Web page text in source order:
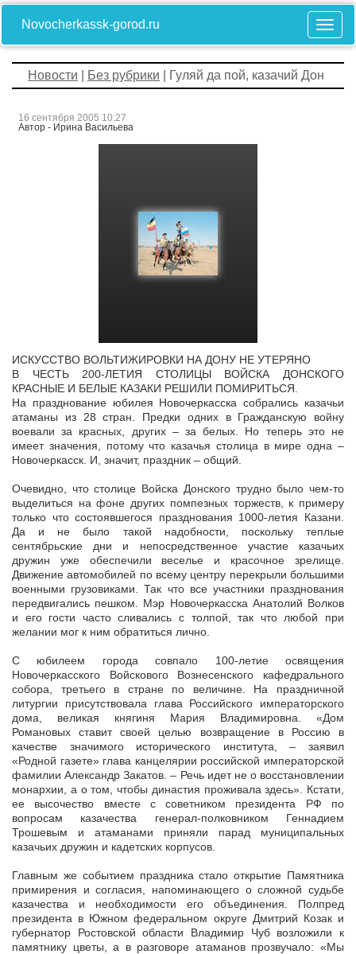
Novocherkassk-gorod.ru
Новости Без рубрики | Гуляй да пой, казачий Дон
16 сентября 2005 10:27
Автор - Ирина Васильева
ИСКУССТВО ВОЛЬТИЖИРОВКИ НА ДОНУ НЕ УТЕРЯНО
В ЧЕСТЬ 200-ЛЕТИЯ СТОЛИЦЫ ВОЙСКА ДОНСКОГО
КРАСНЫЕ И БЕЛЫЕ КАЗАКИ РЕШИЛИ ПОМИРИТЬСЯ.
На празднование юбилея Новочеркасска собрались казачьи
атаманы из 28 стран. Предки одних в Гражданскую войну
воевали за красных, других – за белых. Но теперь это не
имеет значения, потому что казачья столица в мире одна –
Новочеркасск. И, значит, праздник – общий.
Очевидно, что столице Войска Донского трудно было чем-то
выделиться на фоне других помпезных торжеств, к примеру
только что состоявшегося празднования 1000-летия Казани.
Да и не было такой надобности, поскольку теплые
сентябрьские дни и непосредственное участие казачьих
дружин уже обеспечили веселье и красочное зрелище.
Движение автомобилей по всему центру перекрыли большими
военными грузовиками. Так что все участники празднования
передвигались пешком. Мэр Новочеркасска Анатолий Волков
и его гости часто сливались с толпой, так что любой при
желании мог к ним обратиться лично.
С юбилеем города совпало 100-летие освящения
Новочеркасского Войскового Вознесенского кафедрального
собора, третьего в стране по величине. На праздничной
литургии присутствовала глава Российского императорского
дома, великая княгиня Мария Владимировна. «Дом
Романовых ставит своей целью возвращение в Россию в
качестве значимого исторического института, – заявил
«Родной газете» глава канцелярии российской императорской
фамилии Александр Закатов. – Речь идет не о восстановлении
монархии, а о том, чтобы династия проживала здесь». Кстати,
ее высочество вместе с советником президента РФ по
вопросам казачества генерал-полковником Геннадием
Трошевым и атаманами приняли парад муниципальных
казачьих дружин и кадетских корпусов.
Главным же событием праздника стало открытие Памятника
примирения и согласия, напоминающего о сложной судьбе
казачества и необходимости его объединения. Полпред
президента в Южном федеральном округе Дмитрий Козак и
губернатор Ростовской области Владимир Чуб возложили к
памятнику цветы, а в разговоре атаманов прозвучало: «Мы